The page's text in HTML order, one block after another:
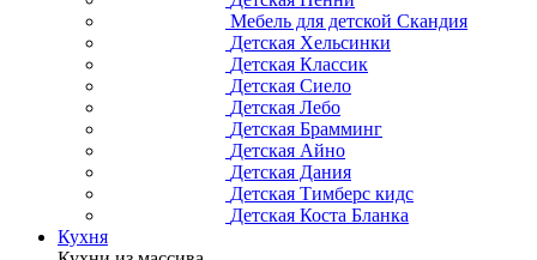
Мебель для детской Скандия
Детская Хельсинки
Детская Классик
Детская Сиело
Детская Лебо
Детская Брамминг
Детская Айно
Детская Дания
Детская Тимберс кидс
Детская Коста Бланка
Кухня